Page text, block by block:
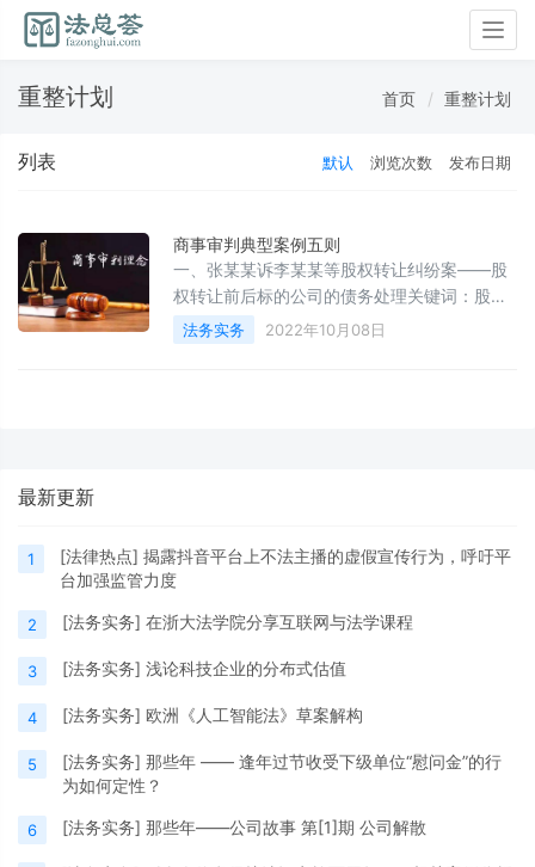
重整计划 首页 重整计划
列表 默认 浏览次数 发布日期
商事审判典型案例五则
一、张某某诉李某某等股权转让纠纷案——股
权转让前后标的公司的债务处理关键词：股权
转让标的公司债务处理裁判要旨：股权转让协
议本质上是商事合同，受公司法和合同法的约
法务实务 2022年10月08日
最新更新
1 [法律热点] 揭露抖音平台上不法主播的虚假宣传行为，呼吁平
台加强监管力度
2 [法务实务] 在浙大法学院分享互联网与法学课程
3 [法务实务] 浅论科技企业的分布式估值
4 [法务实务] 欧洲《人工智能法》草案解构
5 [法务实务] 那些年 —— 逢年过节收受下级单位“慰问金”的行
为如何定性？
6 [法务实务] 那些年——公司故事 第[1]期 公司解散